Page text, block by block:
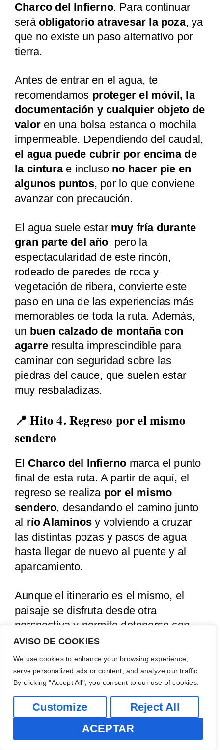
AVISO DE COOKIES
We use cookies to enhance your browsing experience,
serve personalized ads or content, and analyze our traffic.
By clicking "Accept All", you consent to our use of cookies.
Customize
Reject All
ACEPTAR
Charco del Infierno. Para continuar
será obligatorio atravesar la poza, ya
que no existe un paso alternativo por
tierra.
Antes de entrar en el agua, te
recomendamos proteger el móvil, la
documentación y cualquier objeto de
valor en una bolsa estanca o mochila
impermeable. Dependiendo del caudal,
el agua puede cubrir por encima de
la cinturae incluso no hacer pie en
algunos puntos, por lo que conviene
avanzar con precaución.
El agua suele estar muy fría durante
gran parte del año, pero la
espectacularidad de este rincón,
rodeado de paredes de roca y
vegetación de ribera, convierte este
paso en una de las experiencias más
memorables de toda la ruta. Además,
un buen calzado de montaña con
agarre resulta imprescindible para
caminar con seguridad sobre las
piedras del cauce, que suelen estar
muy resbaladizas.
📍 Hito 4. Regreso por el mismo
sendero
El Charco del Infierno marca el punto
final de esta ruta. A partir de aquí, el
regreso se realiza por el mismo
sendero, desandando el camino junto
al río Alaminos y volviendo a cruzar
las distintas pozas y pasos de agua
hasta llegar de nuevo al puente y al
aparcamiento.
Aunque el itinerario es el mismo, el
paisaje se disfruta desde otra
perspectiva y permite detenerse con
más calma en aquellos rincones que
quizá pasaste de largo a la ida.
Recuerda que tendrás que volver a
atravesar las zonas donde es
necesario mojarse, por lo que es
recomendable mantener protegidas tus
pertenencias durante todo el recorrido.